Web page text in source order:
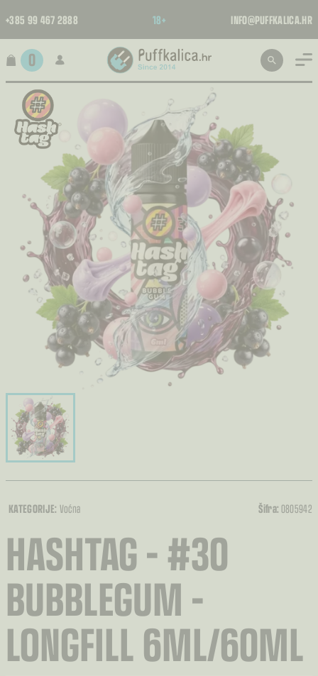
+385 99 467 2888 18+ INFO@PUFFKALICA.HR
0
KATEGORIJE: Voćna Šifra:0805942
HASHTAG – #30
BUBBLEGUM –
LONGFILL 6ML/60ML